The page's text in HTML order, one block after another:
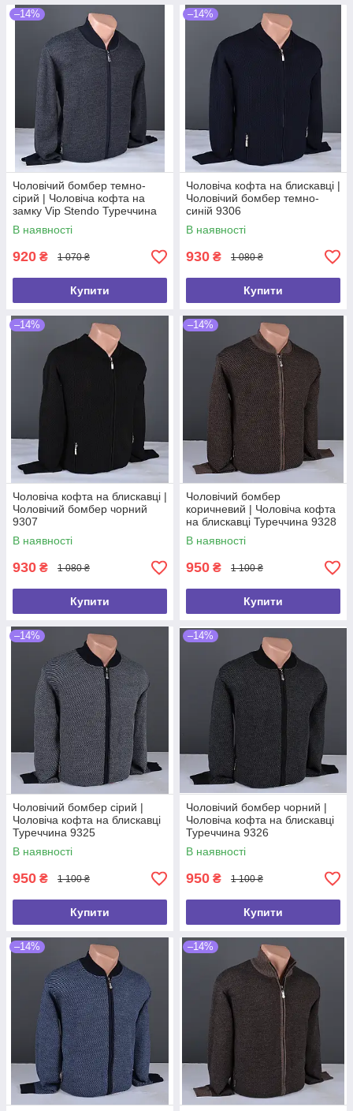
–14%
Чоловічий бомбер темно-
сірий | Чоловіча кофта на
замку Vip Stendo Туреччина
9149
В наявності
920 ₴ 1 070 ₴
Купити
–14%
Чоловіча кофта на блискавці |
Чоловічий бомбер темно-
синій 9306
В наявності
930 ₴ 1 080 ₴
Купити
–14%
Чоловіча кофта на блискавці |
Чоловічий бомбер чорний
9307
В наявності
930 ₴ 1 080 ₴
Купити
–14%
Чоловічий бомбер
коричневий | Чоловіча кофта
на блискавці Туреччина 9328
В наявності
950 ₴ 1 100 ₴
Купити
–14%
Чоловічий бомбер сірий |
Чоловіча кофта на блискавці
Туреччина 9325
В наявності
950 ₴ 1 100 ₴
Купити
–14%
Чоловічий бомбер чорний |
Чоловіча кофта на блискавці
Туреччина 9326
В наявності
950 ₴ 1 100 ₴
Купити
–14% –14%